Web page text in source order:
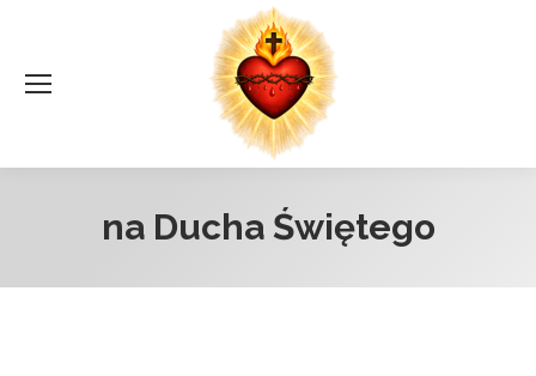
na Ducha Świętego